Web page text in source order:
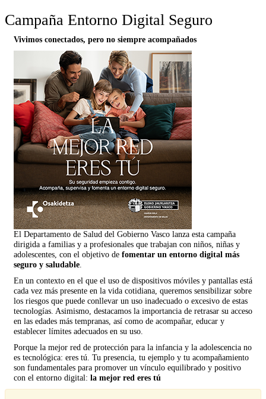
Campaña Entorno Digital Seguro
Vivimos conectados, pero no siempre acompañados
El Departamento de Salud del Gobierno Vasco lanza esta campaña
dirigida a familias y a profesionales que trabajan con niños, niñas y
adolescentes, con el objetivo de fomentar un entorno digital más
seguro y saludable
En un contexto en el que el uso de dispositivos móviles y pantallas está
cada vez más presente en la vida cotidiana, queremos sensibilizar sobre
los riesgos que puede conllevar un uso inadecuado o excesivo de estas
tecnologías. Asimismo, destacamos la importancia de retrasar su acceso
en las edades más tempranas, así como de acompañar, educar y
establecer límites adecuados en su uso.
Porque la mejor red de protección para la infancia y la adolescencia no
es tecnológica: eres tú. Tu presencia, tu ejemplo y tu acompañamiento
son fundamentales para promover un vínculo equilibrado y positivo
con el entorno digital: la mejor red eres tú